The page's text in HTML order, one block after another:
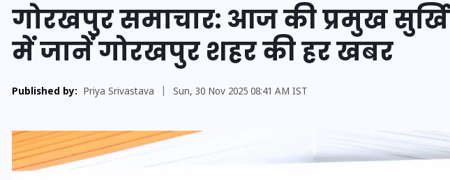
गोरखपुर समाचार: आज की प्रमुख
में जानें गोरखपुर शहर की हर खबर
Published by: Priya Srivastava Sun, 30 Nov 2025 08:41 AM IST